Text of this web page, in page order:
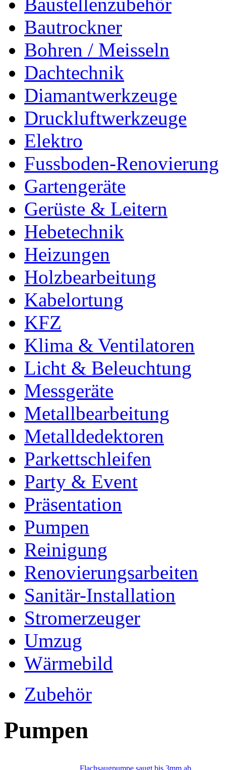
Baustellenzubehör
Bautrockner
Bohren / Meisseln
Dachtechnik
Diamantwerkzeuge
Druckluftwerkzeuge
Elektro
Fussboden-Renovierung
Gartengeräte
Gerüste & Leitern
Hebetechnik
Heizungen
Holzbearbeitung
Kabelortung
KFZ
Klima & Ventilatoren
Licht & Beleuchtung
Messgeräte
Metallbearbeitung
Metalldedektoren
Parkettschleifen
Party & Event
Präsentation
Pumpen
Reinigung
Renovierungsarbeiten
Sanitär-Installation
Stromerzeuger
Umzug
Wärmebild
Zubehör
Pumpen